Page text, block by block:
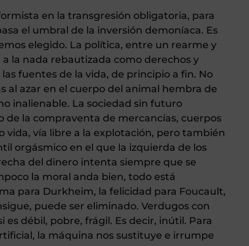
en la transgresión obligatoria, para
el umbral de la inversión demoníaca. Es
elegido. La política, entre un rearme y
la nada rebautizada como derechos y
fuentes de la vida, de principio a fin. No
al azar en el cuerpo del animal hembra de
inalienable. La sociedad sin futuro
la compraventa de mercancías, cuerpos
vía libre a la explotación, pero también
orgásmico en el que la izquierda de los
del dinero intenta siempre que se
la moral anda bien, todo está
para Durkheim, la felicidad para Foucault,
puede ser eliminado. Verdugos con
débil, pobre, frágil. Es decir, inútil. Para
la máquina nos sustituye e irrumpe